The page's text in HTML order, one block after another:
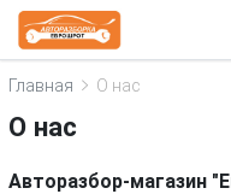
Главная О нас
О нас
Авторазбор-магазин